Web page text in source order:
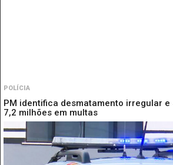
POLÍCIA
PM identifica desmatamento irregular
7,2 milhões em multas